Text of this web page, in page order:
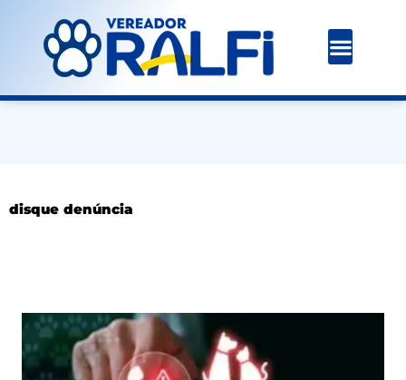
conteúdo
disque denúncia